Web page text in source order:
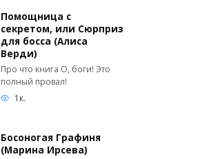
Помощница с
секретом, или Сюрприз
для босса (Алиса
Верди)
Про что книга О, боги! Это
полный провал!
1к.
Босоногая Графиня
(Марина Ирсева)